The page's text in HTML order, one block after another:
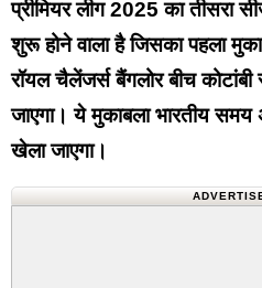
प्रीमियर लीग 2025 का तीसरा
शुरू होने वाला है जिसका पहला
रॉयल चैलेंजर्स बैंगलोर बीच
जाएगा। ये मुकाबला भारतीय
खेला जाएगा।